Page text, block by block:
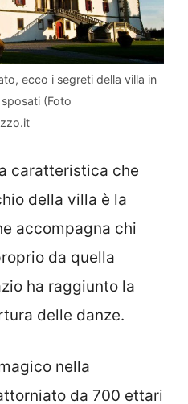
ecco i segreti della villa in
(Foto
caratteristica che
della villa è la
accompagna chi
da quella
ha raggiunto la
delle danze.
nella
da 700 ettari